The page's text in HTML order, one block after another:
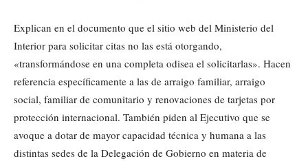
Explican en el documento que el sitio web del Ministerio del
Interior para solicitar citas no las está otorgando,
«transformándose en una completa odisea el solicitarlas». Hacen
referencia específicamente a las de arraigo familiar, arraigo
social, familiar de comunitario y renovaciones de tarjetas por
protección internacional. También piden al Ejecutivo que se
avoque a dotar de mayor capacidad técnica y humana a las
distintas sedes de la Delegación de Gobierno en materia de